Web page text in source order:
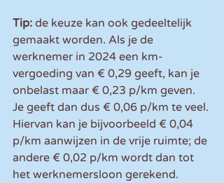
Tip: de keuze kan ook gedeeltelijk
gemaakt worden. Als je de
werknemer in 2024 een km-
vergoeding van € 0,29 geeft, kan je
onbelast maar € 0,23 p/km geven.
Je geeft dan dus € 0,06 p/km te veel.
Hiervan kan je bijvoorbeeld € 0,04
p/km aanwijzen in de vrije ruimte; de
andere € 0,02 p/km wordt dan tot
het werknemersloon gerekend.